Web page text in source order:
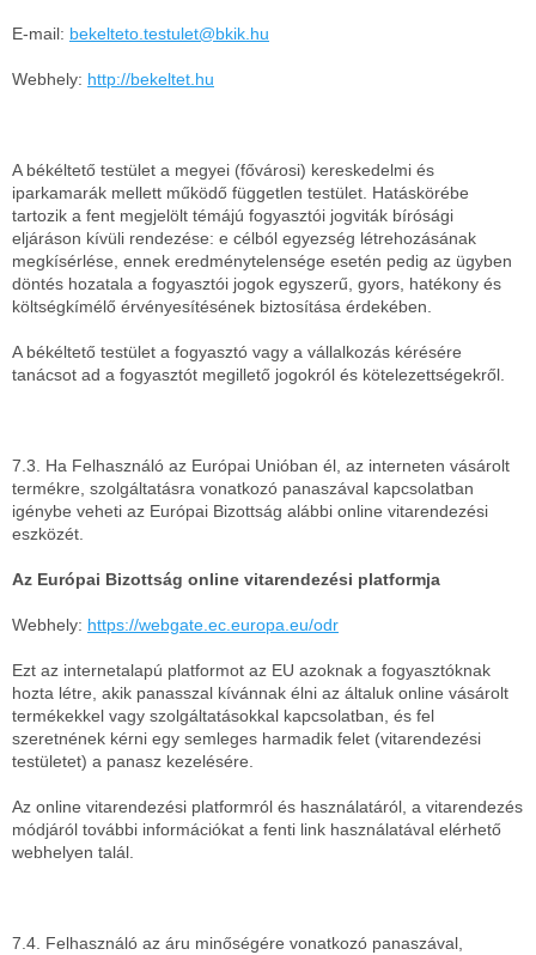
E-mail: bekelteto.testulet@bkik.hu
Webhely: http://bekeltet.hu
A békéltető testület a megyei (fővárosi) kereskedelmi és
iparkamarák mellett működő független testület. Hatáskörébe
tartozik a fent megjelölt témájú fogyasztói jogviták bírósági
eljáráson kívüli rendezése: e célból egyezség létrehozásának
megkísérlése, ennek eredménytelensége esetén pedig az ügyben
döntés hozatala a fogyasztói jogok egyszerű, gyors, hatékony és
költségkímélő érvényesítésének biztosítása érdekében.
A békéltető testület a fogyasztó vagy a vállalkozás kérésére
tanácsot ad a fogyasztót megillető jogokról és kötelezettségekről.
7.3. Ha Felhasználó az Európai Unióban él, az interneten vásárolt
termékre, szolgáltatásra vonatkozó panaszával kapcsolatban
igénybe veheti az Európai Bizottság alábbi online vitarendezési
eszközét.
Az Európai Bizottság online vitarendezési platformja
Webhely: https://webgate.ec.europa.eu/odr
Ezt az internetalapú platformot az EU azoknak a fogyasztóknak
hozta létre, akik panasszal kívánnak élni az általuk online vásárolt
termékekkel vagy szolgáltatásokkal kapcsolatban, és fel
szeretnének kérni egy semleges harmadik felet (vitarendezési
testületet) a panasz kezelésére.
Az online vitarendezési platformról és használatáról, a vitarendezés
módjáról további információkat a fenti link használatával elérhető
webhelyen talál.
7.4. Felhasználó az áru minőségére vonatkozó panaszával,